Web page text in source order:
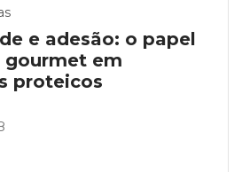
e adesão: o papel
gourmet em
proteicos